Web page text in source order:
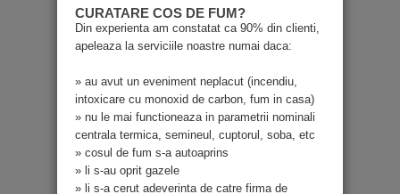
CURATARE COS DE FUM?
Din experienta am constatat ca 90% din clienti,
apeleaza la serviciile noastre numai daca:
» au avut un eveniment neplacut (incendiu,
intoxicare cu monoxid de carbon, fum in casa)
» nu le mai functioneaza in parametrii nominali
centrala termica, semineul, cuptorul, soba, etc
» cosul de fum s-a autoaprins
» li s-au oprit gazele
» li s-a cerut adeverinta de catre firma de